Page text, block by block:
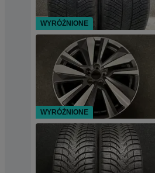
WYRÓŻNIONE
WYRÓŻNIONE